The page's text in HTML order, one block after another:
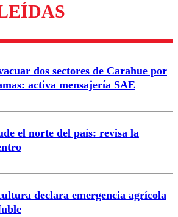
Enviar comentario
dos sectores de Carahue por
activa mensajería SAE
el norte del país: revisa la
declara emergencia agrícola